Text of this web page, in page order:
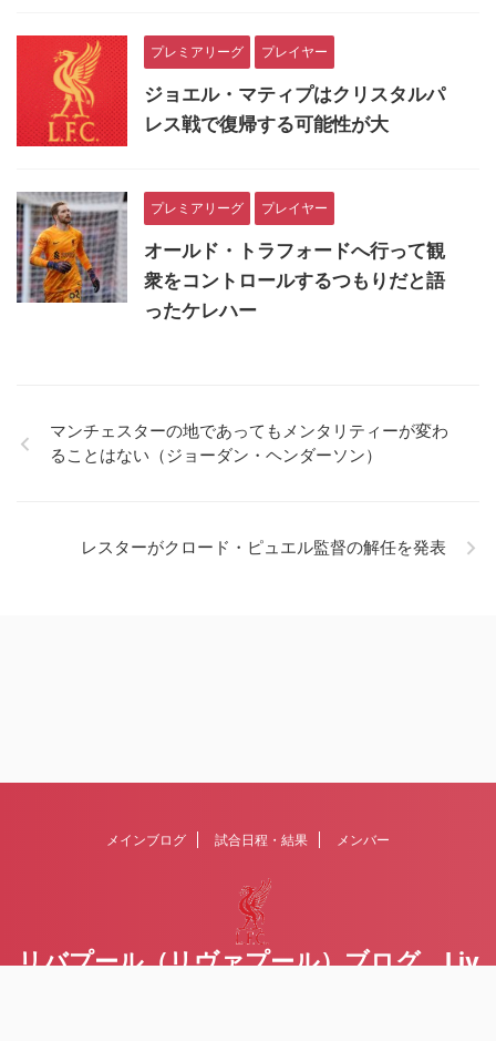
プレミアリーグ プレイヤー
ジョエル・マティプはクリスタルパ
レス戦で復帰する可能性が大
プレミアリーグ プレイヤー
オールド・トラフォードへ行って観
衆をコントロールするつもりだと語
ったケレハー
マンチェスターの地であってもメンタリティーが変わ
ることはない（ジョーダン・ヘンダーソン）
レスターがクロード・ピュエル監督の解任を発表
メインブログ 試合日程・結果 メンバー
リバプール（リヴァプール）ブログ Liv